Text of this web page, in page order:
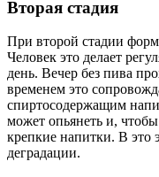
Вторая стадия
При второй стадии
Человек это делает
день. Вечер без пива
временем это
спиртосодержащим
может опьянеть и,
крепкие напитки. В это
деградации.